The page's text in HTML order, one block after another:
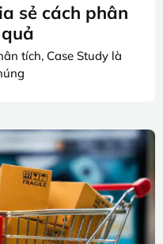
sẻ cách phân
tích, Case Study là